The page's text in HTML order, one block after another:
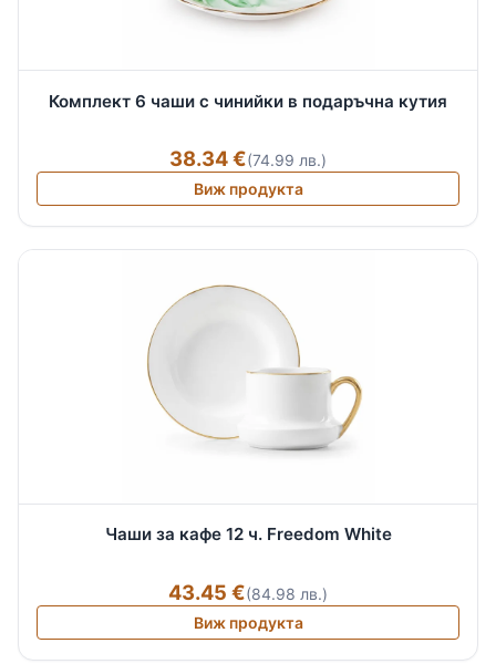
Комплект 6 чаши с чинийки в подаръчна кутия
38.34 €(74.99 лв.)
Виж продукта
Чаши за кафе 12 ч. Freedom White
43.45 €(84.98 лв.)
Виж продукта